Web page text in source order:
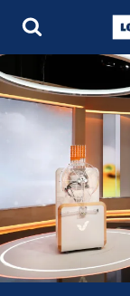
sisältöön